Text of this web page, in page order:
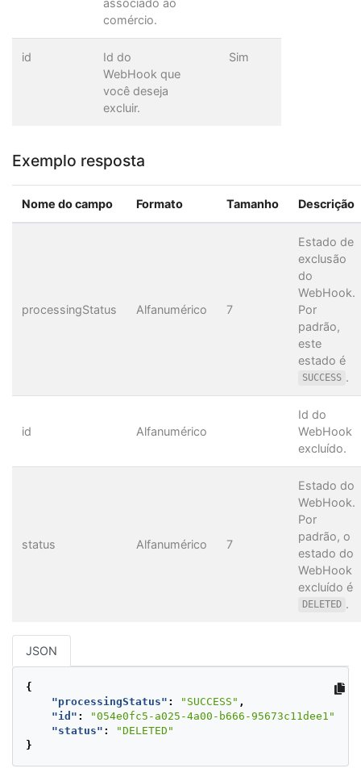
associado ao
comércio.
id
Id do
WebHook que
você deseja
excluir.
Sim
Exemplo resposta
Nome do campo Formato Tamanho Descrição
processingStatus Alfanumérico 7
Estado de
exclusão
do
WebHook.
Por
padrão,
este
estado é
SUCCESS .
id Alfanumérico
Id do
WebHook
excluído.
status Alfanumérico 7
Estado do
WebHook.
Por
padrão, o
estado do
WebHook
excluído é
DELETED .
JSON
{
"processingStatus" : "SUCCESS" ,
"id" : "054e0fc5-a025-4a00-b666-95673c11dee1"
"status" :
"DELETED"
}